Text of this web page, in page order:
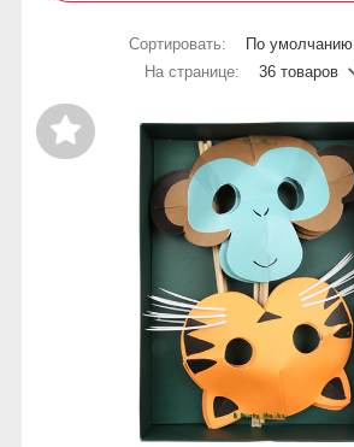
Сортировать:
По умолчанию
На странице:
36 товаров